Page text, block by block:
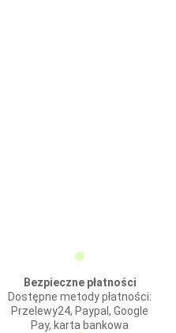
Bezpieczne płatności
Dostępne metody płatności:
Przelewy24, Paypal, Google
Pay, karta bankowa